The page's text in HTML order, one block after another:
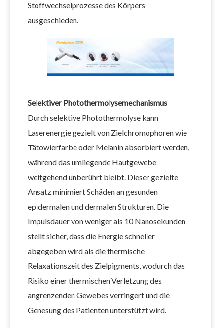
Stoffwechselprozesse des Körpers
ausgeschieden.
Selektiver Photothermolysemechanismus
Durch selektive Photothermolyse kann
Laserenergie gezielt von Zielchromophoren wie
Tätowierfarbe oder Melanin absorbiert werden,
während das umliegende Hautgewebe
weitgehend unberührt bleibt. Dieser gezielte
Ansatz minimiert Schäden an gesunden
epidermalen und dermalen Strukturen. Die
Impulsdauer von weniger als 10 Nanosekunden
stellt sicher, dass die Energie schneller
abgegeben wird als die thermische
Relaxationszeit des Zielpigments, wodurch das
Risiko einer thermischen Verletzung des
angrenzenden Gewebes verringert und die
Genesung des Patienten unterstützt wird.